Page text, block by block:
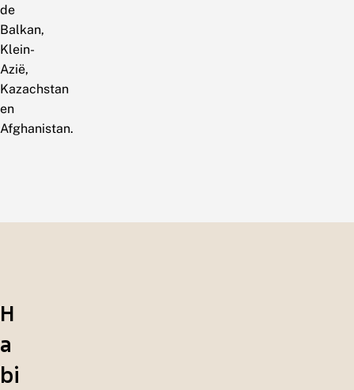
de
Balkan,
Klein-
Azië,
Kazachstan
en
Afghanistan.
H
a
bi